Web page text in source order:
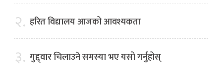
२. हरित विद्यालय आजको आवश्यकता
३. गुद्द्वार चिलाउने समस्या भए यसो गर्नुहोस्